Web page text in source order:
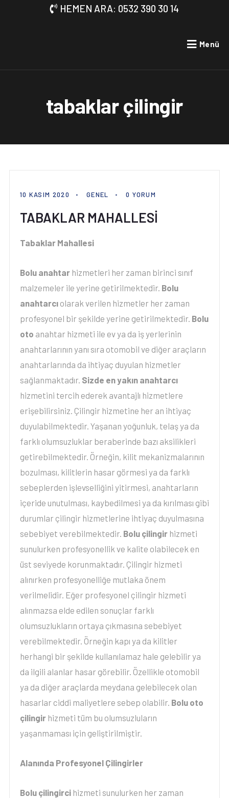
HEMEN ARA: 0532 390 30 14
Menü
tabaklar çilingir
10 KASIM 2020 GENEL 0 YORUM
TABAKLAR MAHALLESİ
Tabaklar Mahallesi
Bolu anahtar hizmetleri her zaman birinci sınıf
malzemeler ile yerine getirilmektedir. Bolu
anahtarcıolarak verilen hizmetler her zaman
profesyonel bir şekilde yerine getirilmektedir. Bolu
oto anahtar hizmeti ile ev ya da iş yerlerinin
anahtarlarının yanı sıra otomobil ve diğer araçların
anahtarlarında da ihtiyaç duyulan hizmetler
sağlanmaktadır. Sizde en yakın anahtarcı
hizmetini tercih ederek avantajlı hizmetlere
erişebilirsiniz. Çilingir hizmetine her an ihtiyaç
duyulabilmektedir. Yaşanan yoğunluk, telaş ya da
farklı olumsuzluklar beraberinde bazı aksilikleri
getirebilmektedir. Örneğin, kilit mekanizmalarının
bozulması, kilitlerin hasar görmesi ya da farklı
sebeplerden işlevselliğini yitirmesi, anahtarların
içeride unutulması, kaybedilmesi ya da kırılması gibi
durumlar çilingir hizmetlerine ihtiyaç duyulmasına
sebebiyet verebilmektedir. Bolu çilingirhizmeti
sunulurken profesyonellik ve kalite olabilecek en
üst seviyede korunmaktadır. Çilingir hizmeti
alınırken profesyonelliğe mutlaka önem
verilmelidir. Eğer profesyonel çilingir hizmeti
alınmazsa elde edilen sonuçlar farklı
olumsuzlukların ortaya çıkmasına sebebiyet
verebilmektedir. Örneğin kapı ya da kilitler
herhangi bir şekilde kullanılamaz hale gelebilir ya
da ilgili alanlar hasar görebilir. Özellikle otomobil
ya da diğer araçlarda meydana gelebilecek olan
hasarlar ciddi maliyetlere sebep olabilir. Bolu oto
çilingirhizmeti tüm bu olumsuzluların
yaşanmaması için geliştirilmiştir.
Alanında Profesyonel Çilingirler
Bolu çilingircihizmeti sunulurken her zaman